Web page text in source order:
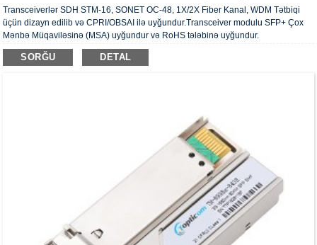
Transceiverlər SDH STM-16, SONET OC-48, 1X/2X Fiber Kanal, WDM Tətbiqi
üçün dizayn edilib və CPRI/OBSAI ilə uyğundur.Transceiver modulu SFP+ Çox
Mənbə Müqaviləsinə (MSA) uyğundur və RoHS tələbinə uyğundur.
SORĞU DETAL